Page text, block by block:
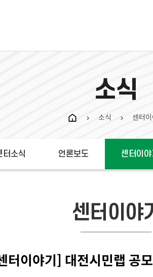
소식
chevron_right 소식 chevron_right 센터
터소식 언론보도 센터이야
센터이야기
터이야기] 대전시민랩 공